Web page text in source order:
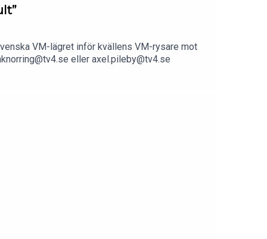
VM-lägret inför kvällens VM-rysare mot
eller axel.pileby@tv4.se